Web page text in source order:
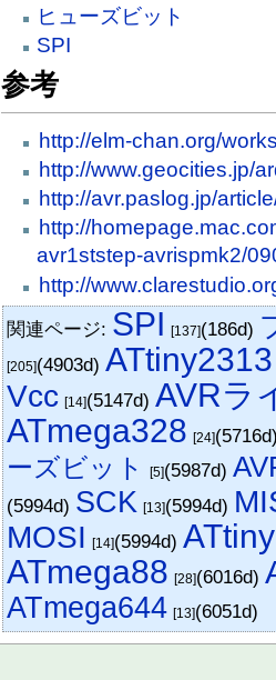
ヒューズビット
SPI
参考
http://elm-chan.org/
http://www.geocities.jp/
http://avr.paslog.jp/
http://
avr1ststep-avrispmk2/
http://
関連ページ: SPI [137](186d)
[205](4903d)ATtiny2313
Vcc [14](5147d)AVRラ
ATmega328 [24]
ーズビット [5](5987d)
(5994d) SCK [13](5994d)
MOSI [14](5994d)
ATmega88 [28](6016d)
ATmega644 [13](6051d)